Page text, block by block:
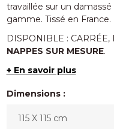
travaillée sur un
gamme. Tissé en France.
DISPONIBLE : CARRÉE,
NAPPES SUR MESURE.
+ En savoir plus
Dimensions :